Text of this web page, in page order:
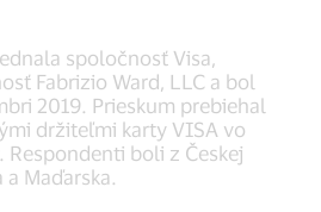
spoločnosť Visa,
Fabrizio Ward, LLC a bol
2019. Prieskum prebiehal
držiteľmi karty VISA vo
Respondenti boli z Českej
Maďarska.